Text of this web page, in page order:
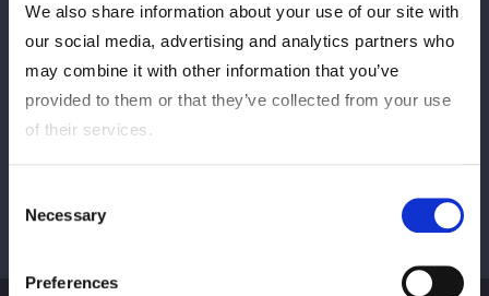
We also share information about your use of our site with
our social media, advertising and analytics partners who
may combine it with other information that you’ve
provided to them or that they’ve collected from your use
of their services.
Selection
Necessary
Preferences
VIEW ALL